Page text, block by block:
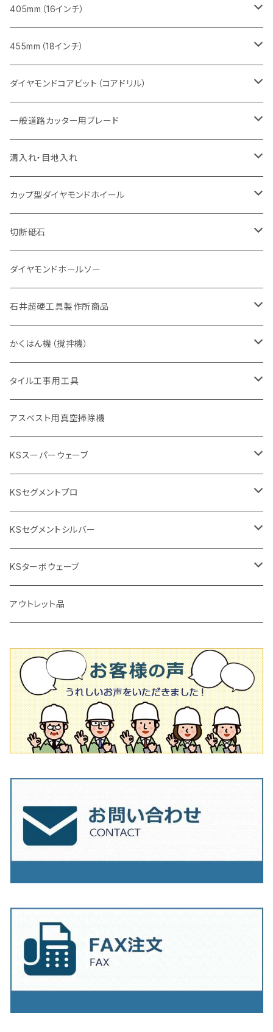
ヒューム管・U字溝切断用
FRP切断用
塩ビ管・キッチンパネル切断用
大理石
ヒューム管・U字溝切断用
鋳鉄管切断用
ヒューム管・U字溝切断用
インターロッキング切断用
鋳鉄管切断用
ヒューム管・U字溝切断用
レンガ切断用
インターロッキング切断用
鋳鉄管切断用
ヒューム管・U字溝切断用
レンガ切断用
インターロッキング切断用
一般道路カッター用
ヒューム管・U字溝切断用
アスファルト切断用
一般道路カッター用
セグメント
セグメント（特殊凹凸加工チップ
鉄筋コンクリート切断用
セグメントタイプ
コンクリート切断用
セグメント
セグメント（特殊凸凹加工チップ
ブロック切断用
セグメント
セグメント（特殊凸凹加工チップ
レンガ切断用
セグメント
セグメント（特殊凸凹加工チップ
インターロッキング切断用
セグメントタイプ
一般道路カッター用
鋳鉄管切断用
セグメントタイプ
埋設鋳鉄管工事対応タイプ
ヒューム管・U字溝切断用
セグメント
セグメント（特殊凸凹加工チップ
アスファルト切断用
一般道路カッター用
みかげ石（御影石）切断用
セグメント
セグメント（特殊凸凹加工チップ
鉄筋コンクリート切断用
セグメントタイプ
コンクリート切断用
セグメント
セグメント（特殊凸凹加工チップ
ブロック切断用
セグメント
セグメント（特殊凸凹加工チップ
レンガ切断用
セグメント
セグメント（特殊凸凹加工チップ
インターロッキング切断用
セグメントタイプ
一般道路カッター用
鋳鉄管切断用
セグメントタイプ
埋設鋳鉄管工事対応タイプ
ヒューム管・U字溝切断用
セグメントタイプ
セグメント（特殊凸凹加工チップ
アスファルト切断用
一般道路カッター用
405mm（16インチ）
みかげ石（御影石）切断用
セグメントタイプ
コンクリート切断用
セグメントタイプ
一般道路カッター用
鉄筋コンクリート切断用
セグメントタイプ
インターロッキング切断用
セグメントタイプ
一般道路カッター用
鋳鉄管切断用
セグメントタイプ
埋設鋳鉄管工事対応タイプ
ヒューム管・U字溝切断用
セグメントタイプ
アスファルト切断用
一般道路カッター用
455mm（18インチ）
道路コンクリート切断用
道路アスファルト切断用
ダイヤモンドコアビット（コアドリル）
Aロット
有効長 250mm
有効長 370mm
Ｃロット
有効長 250mm
M27
有効長 250mm
一般道路カッター用ブレード
道路（アスファルト用）
255mm（10インチ）
305mm（12インチ）
道路（コンクリート舗装面）
255mm（10インチ）
305mm（12インチ）
道路（アス・コン兼用）
305mm（12インチ）
355mm（14インチ）
溝入れ・目地入れ
V型チップ
ストレート型チップ
U型チップ
カップ型ダイヤモンドホイール
100mm（4インチ）
125mm（5インチ）
切断砥石
金属用
305mm（12インチ）
355mm（14インチ）
非金属用
305mm（12インチ）
355mm（14インチ）
ダイヤモンドホールソー
石井超硬工具製作所商品
押し切り（タイル切断機）
本体
替え刃
電動切断機
本体
ダイヤモンドホイール
ブリック＆ブロック用切断機
穴あけ用工具
タイルニッパー
プロ用鏝（こて）
吸着盤
その他
タイル針
かくはん機（撹拌機）
本体
低速回転
高速回転
付属品
撹拌羽根
撹拌軸
タイル工事用工具
手動工具
押し切り（手動切断機
押し切り替え刃（手動切断機替え刃
タイル針
その他
電動工具
電動切断機
タイルパッチ（ビブラート
アスベスト用真空掃除機
KSスーパーウェーブ
105mm（4インチ）
125ｍｍ（5インチ）
KSセグメントプロ
105mm（4インチ）
通常品
ビス穴付き
125mm（5インチ）
通常品
オフセットタイプ（ハットタイプ
150ｍｍ（6インチ）
205ｍｍ（8インチ）
230mm（9インチ）
KSセグメントシルバー
105mm（4インチ）
125mm（5インチ）
180mm（7インチ）
205mm（8インチ）
230mm（9インチ）
KSターボウェーブ
105mm（4インチ）
150ｍｍ（6インチ）
180ｍｍ（7インチ）
205mm（8インチ）
アウトレット品